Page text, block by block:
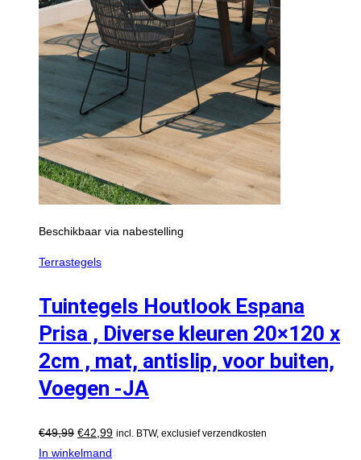
Beschikbaar via nabestelling
Terrastegels
Tuintegels Houtlook Espana
Prisa , Diverse kleuren 20×120 x
2cm , mat, antislip, voor buiten,
Voegen -JA
€49,99 €42,99 incl. BTW, exclusief verzendkosten
In winkelmand